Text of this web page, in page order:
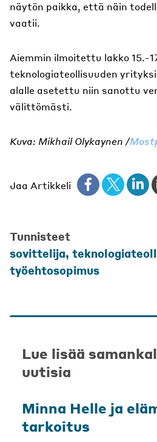
näytön paikka, että näin
vaatii.
Aiemmin ilmoitettu lakko 15.-
teknologiateollisuuden
alalle asetettu niin sanottu
välittömästi.
Kuva: Mikhail Olykaynen /
Jaa Artikkeli
Tunnisteet
sovittelija,
työehtosopimus
Lue lisää
uutisia
Minna Helle ja
tarkoitus